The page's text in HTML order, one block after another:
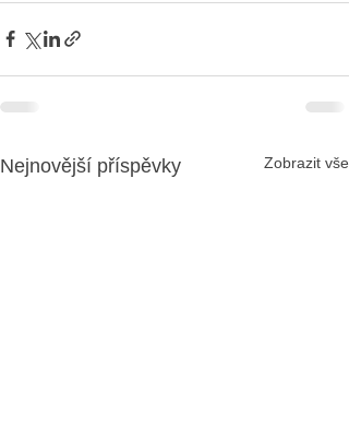
Nejnovější příspěvky Zobrazit vše